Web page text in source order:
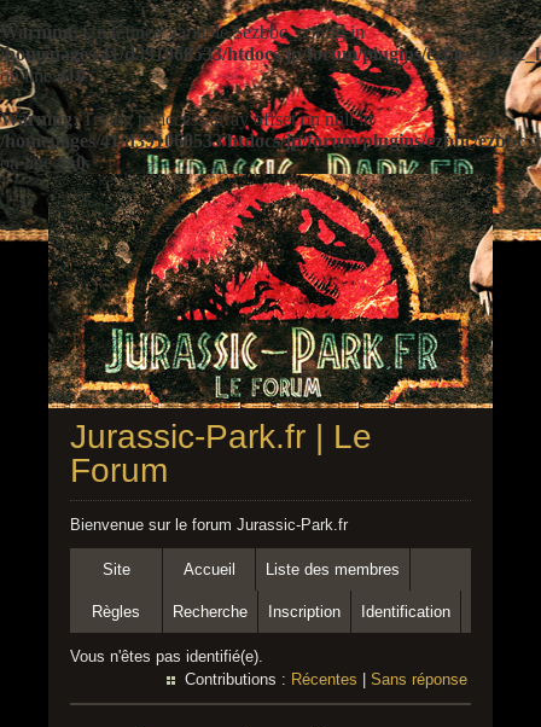
Warning: Undefined variable $ezbbc_config in
/homepages/41/d391060533/htdocs/jp/forum/plugins/ezbbc/
on line410
Warning: Trying to access array offset on null in
/homepages/41/d391060533/htdocs/jp/forum/plugins/ezbbc/
on line410
Jurassic-Park.fr | Le
Forum
Bienvenue sur le forum Jurassic-Park.fr
Site Accueil Liste des membres
Règles Recherche Inscription Identification
Vous n'êtes pas identifié(e).
Contributions : Récentes Sans réponse